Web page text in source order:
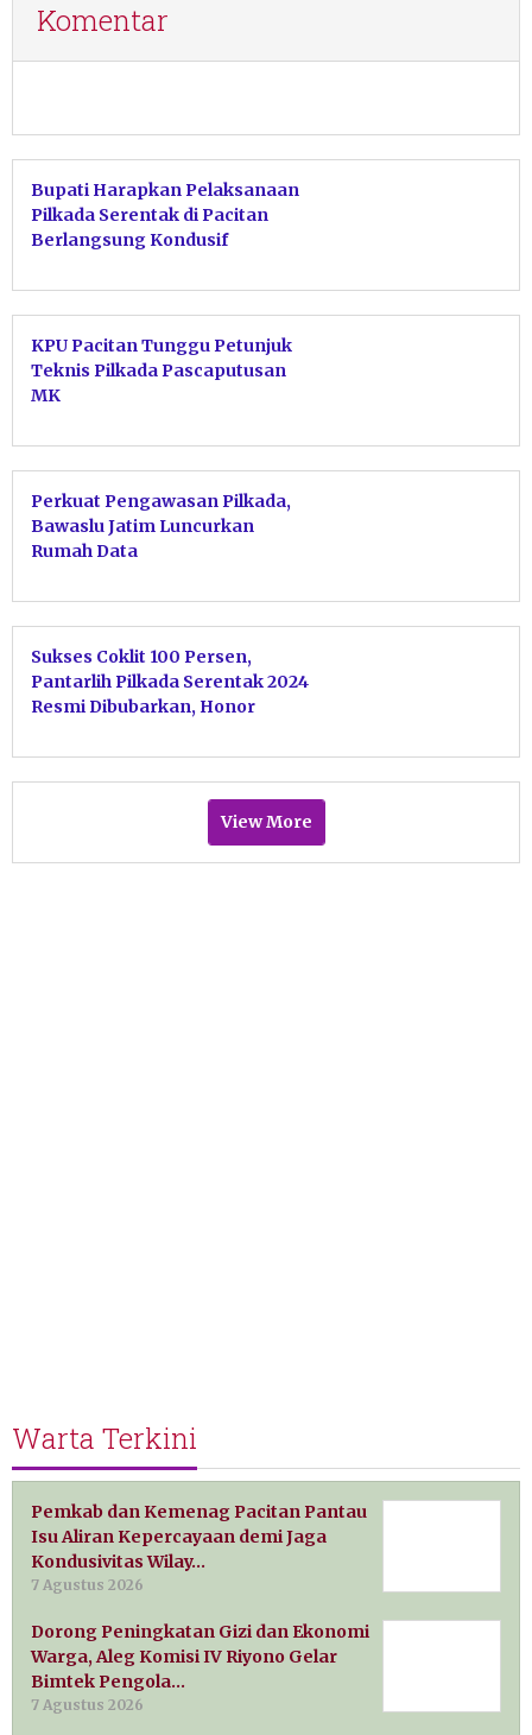
Komentar
Bupati Harapkan Pelaksanaan
Pilkada Serentak di Pacitan
Berlangsung Kondusif
KPU Pacitan Tunggu Petunjuk
Teknis Pilkada Pascaputusan
MK
Perkuat Pengawasan Pilkada,
Bawaslu Jatim Luncurkan
Rumah Data
Sukses Coklit 100 Persen,
Pantarlih Pilkada Serentak 2024
Resmi Dibubarkan, Honor
View More
Warta Terkini
Pemkab dan Kemenag Pacitan Pantau
Isu Aliran Kepercayaan demi Jaga
Kondusivitas Wilay…
7 Agustus 2026
Dorong Peningkatan Gizi dan Ekonomi
Warga, Aleg Komisi IV Riyono Gelar
Bimtek Pengola…
7 Agustus 2026